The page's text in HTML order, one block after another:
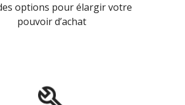
options pour élargir votre
pouvoir d’achat